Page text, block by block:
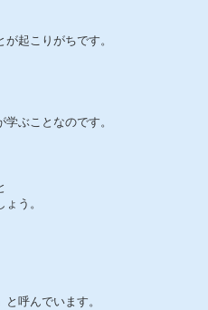
起こりがちです。
ぶことなのです。
う。
呼んでいます。